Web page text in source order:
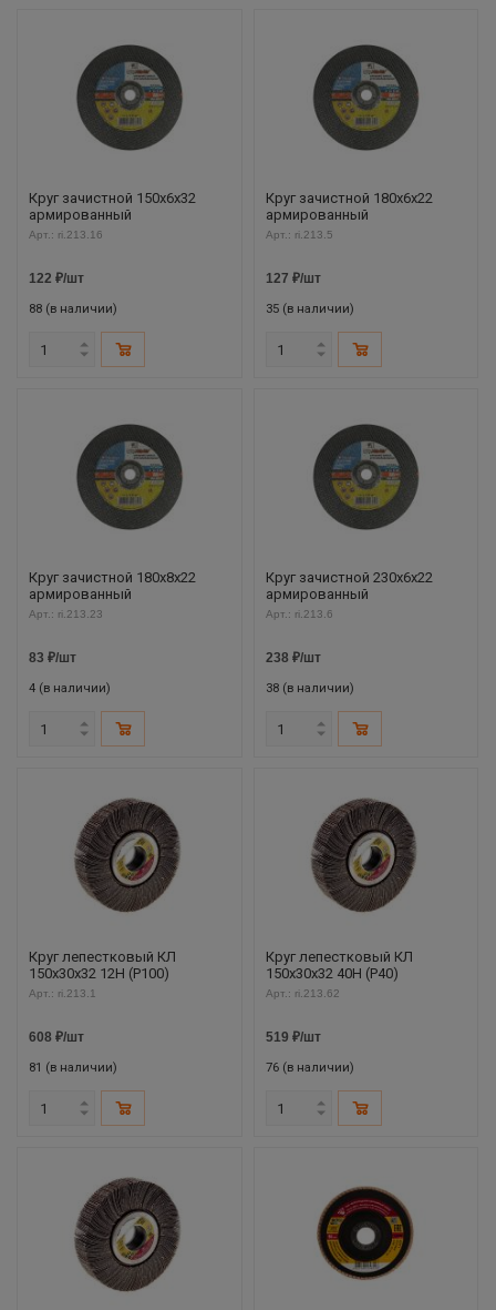
Круг зачистной 150х6х32
армированный
Арт.: ri.213.16
122 ₽/шт
88 (в наличии)
Круг зачистной 180х6х22
армированный
Арт.: ri.213.5
127 ₽/шт
35 (в наличии)
Круг зачистной 180х8х22
армированный
Арт.: ri.213.23
83 ₽/шт
4 (в наличии)
Круг зачистной 230х6х22
армированный
Арт.: ri.213.6
238 ₽/шт
38 (в наличии)
Круг лепестковый КЛ
150х30х32 12Н (P100)
Арт.: ri.213.1
608 ₽/шт
81 (в наличии)
Круг лепестковый КЛ
150х30х32 40Н (P40)
Арт.: ri.213.62
519 ₽/шт
76 (в наличии)